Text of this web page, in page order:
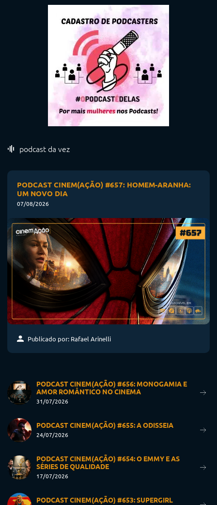
podcast da vez
PODCAST CINEM(AÇÃO) #657: HOMEM-ARANHA:
UM NOVO DIA
07/08/2026
Publicado por: Rafael Arinelli
PODCAST CINEM(AÇÃO) #656: MONOGAMIA E
AMOR ROMÂNTICO NO CINEMA
31/07/2026
PODCAST CINEM(AÇÃO) #655: A ODISSEIA
24/07/2026
PODCAST CINEM(AÇÃO) #654: O EMMY E AS
SÉRIES DE QUALIDADE
17/07/2026
PODCAST CINEM(AÇÃO) #653: SUPERGIRL